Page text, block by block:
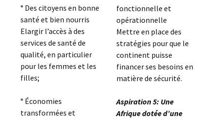
° Des citoyens en bonne
santé et bien nourris
Elargir l’accès à des
services de santé de
qualité, en particulier
pour les femmes et les
filles;
° Économies
transformées et
fonctionnelle et
opérationnelle
Mettre en place des
stratégies pour que le
continent puisse
financer ses besoins en
matière de sécurité.
Aspiration 5: Une
Afrique dotée d’une